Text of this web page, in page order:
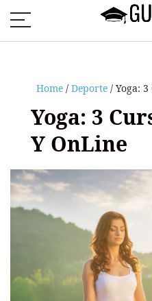
Home/ Deporte/ Yoga: 3
Yoga: 3
Y OnLine